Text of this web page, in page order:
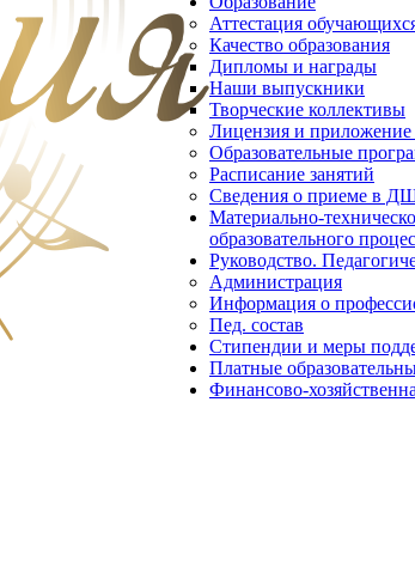
Аттестация
Качество образования
Дипломы и награды
Наши выпускники
Творческие коллективы
Лицензия и приложение
Образовательные
Расписание занятий
Сведения о приеме в
Материально-
образовательного
Руководство.
Администрация
Информация о
Пед. состав
Стипендии и меры
Платные
Финансово-